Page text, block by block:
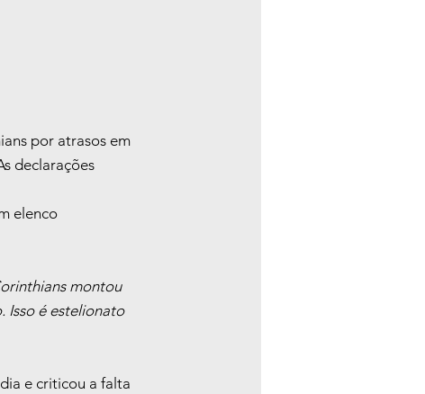
por atrasos em
declarações
elenco
montou
Isso é estelionato
e criticou a falta